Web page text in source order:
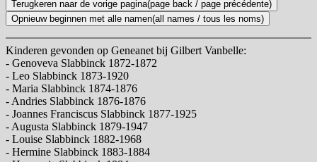
Kinderen gevonden op Geneanet bij Gilbert Vanbelle:
- Genoveva Slabbinck 1872-1872
- Leo Slabbinck 1873-1920
- Maria Slabbinck 1874-1876
- Andries Slabbinck 1876-1876
- Joannes Franciscus Slabbinck 1877-1925
- Augusta Slabbinck 1879-1947
- Louise Slabbinck 1882-1968
- Hermine Slabbinck 1883-1884